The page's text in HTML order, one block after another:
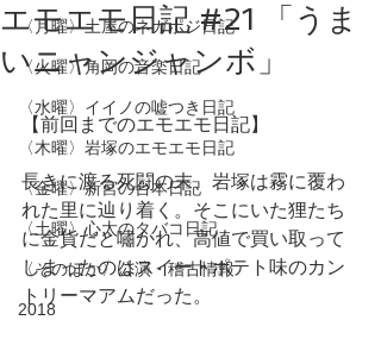
〈月曜〉土屋のネガポジ日記
〈火曜〉角岡の音楽日記
〈水曜〉イイノの嘘つき日記
〈木曜〉岩塚のエモエモ日記
〈金曜〉新宮の台本日記
〈土曜〉心太のタバコ日記
〈そのほか〉公演・稽古情報
2018
エモエモ日記 #21 「うま
いニャンジャンボ」
【前回までのエモエモ日記】
長きに渡る死闘の末、岩塚は霧に覆わ
れた里に辿り着く。そこにいた狸たち
に金貨だと嘯かれ、高値で買い取って
しまったのはスイートポテト味のカン
トリーマアムだった。